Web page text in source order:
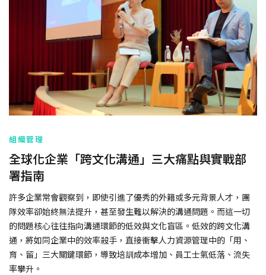
組織管理
全球化企業「跨文化溝通」三大痛點與實戰部
署指南
許多企業常會觀察到，即使引進了優秀的外籍或多元背景人才，團
隊效率卻始終無法提升，甚至發生難以解決的溝通問題。而這一切
的問題核心往往指向溝通環節的低效與文化盲區。低效的跨文化溝
通，將如同企業中的效率殺手，直接衝擊人力資源管理中的「用、
育、留」三大關鍵環節，導致培訓成本增加、員工士氣低落、流失
率攀升。